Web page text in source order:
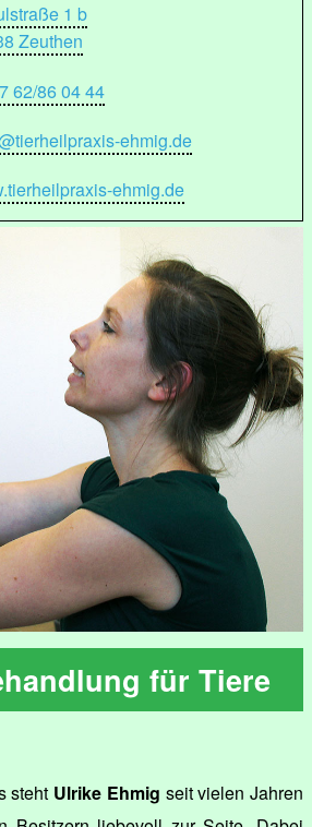
1 b
Zeuthen
62/86 04 44
ehmig.de
ehmig.de
für Tiere
steht Ulrike Ehmig seit vielen Jahren